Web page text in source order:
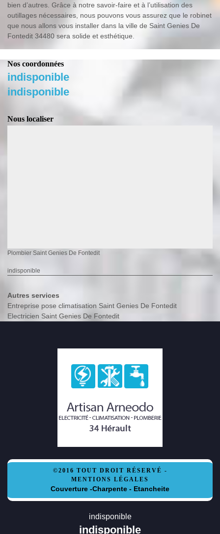
bien d’autres. Grâce à notre savoir-faire et à l’utilisation des
outillages nécessaires, nous pouvons vous assurez que le robinet
que nous allons vous installer dans la ville de Saint Genies De
Fontedit 34480 sera solide et esthétique.
Nos coordonnées
indisponible
indisponible
Nous localiser
Plombier Saint Genies De Fontedit
indisponible
Autres services
Entreprise pose climatisation Saint Genies De Fontedit
Electricien Saint Genies De Fontedit
©2016 TOUT DROIT RÉSERVÉ -
MENTIONS LÉGALES
Couverture -Charpente - Etancheite
indisponible
indisponible